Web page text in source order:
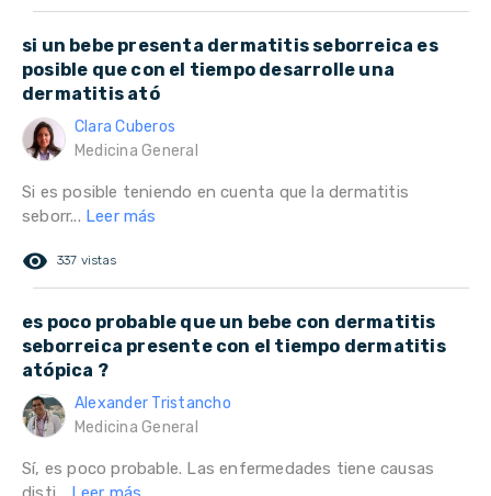
si un bebe presenta dermatitis seborreica es
posible que con el tiempo desarrolle una
dermatitis ató
Clara Cuberos
Medicina General
Si es posible teniendo en cuenta que la dermatitis
seborr... Leer más
remove_red_eye 337 vistas
es poco probable que un bebe con dermatitis
seborreica presente con el tiempo dermatitis
atópica ?
Alexander Tristancho
Medicina General
Sí, es poco probable. Las enfermedades tiene causas